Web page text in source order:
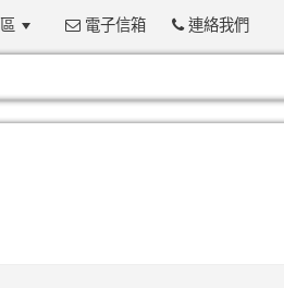
電子信箱 連絡我們